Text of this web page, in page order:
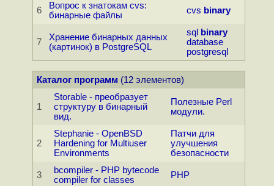
6
Вопрос к знатокам cvs:
бинарные файлы
cvs binary
7
Хранение бинарных данных
(картинок) в PostgreSQL
sql
binary
database
postgresql
Каталог программ (12 элементов)
1
Storable - преобразует
структуру в бинарный
вид.
Полезные Perl
модули.
2
Stephanie - OpenBSD
Hardening for Multiuser
Environments
Патчи для
улучшения
безопасности
3
bcompiler - PHP bytecode
compiler for classes
PHP